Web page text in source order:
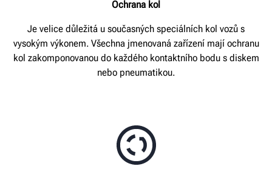
Ochrana kol
Je velice důležitá u současných speciálních kol vozů s
vysokým výkonem. Všechna jmenovaná zařízení mají ochranu
kol zakomponovanou do každého kontaktního bodu s diskem
nebo pneumatikou.